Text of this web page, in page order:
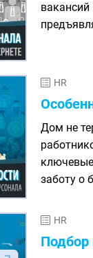
HR
Дом не
заботу о
HR
Подбор